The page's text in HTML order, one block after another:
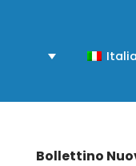
Bollettino